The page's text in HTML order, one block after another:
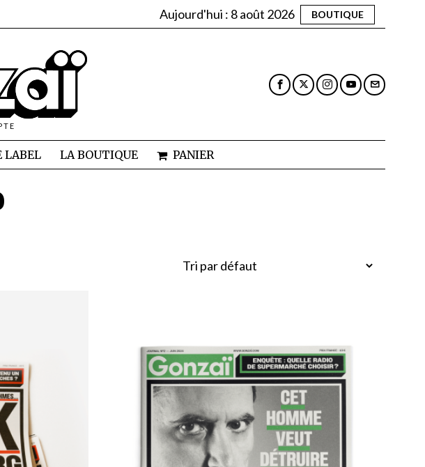
Aujourd'hui : 8 août 2026 BOUTIQUE
LABEL LA BOUTIQUE PANIER